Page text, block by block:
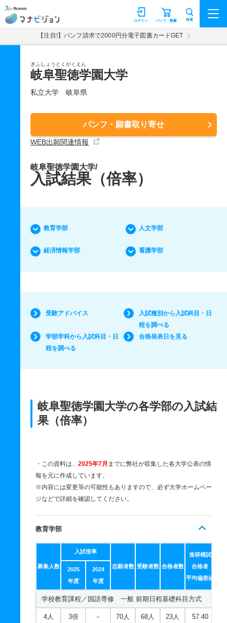
マナビジョン パンフ・願書
ログイン 検索
【注目!】パンフ請求で2000円分電子図書カードGET
ぎふしょうとくがくえん
岐阜聖徳学園大学
私立大学 岐阜県
パンフ・願書取り寄せ
WEB出願関連情報
岐阜聖徳学園大学/
入試結果（倍率）
教育学部 人文学部
経済情報学部 看護学部
受験アドバイス
入試種別から入試科目・日
程を調べる
学部学科から入試科目・日
程を調べる
合格発表日を見る
岐阜聖徳学園大学の各学部の入試結
果（倍率）
・この資料は、 2025年7月 までに弊社が収集した各大学公表の情
報を元に作成しています。
※内容には変更等の可能性もありますので、必ず大学ホームペー
ジなどで詳細を確認してください。
教育学部
募集人数
入試倍率
志願者数 受験者数 合格者数
進研模試
合格者
平均偏差値
2025
年度
2024
年度
学校教育課程／国語専修 一般 前期日程基礎科目方式
4人 3倍 － 70人 68人 23人 57.40